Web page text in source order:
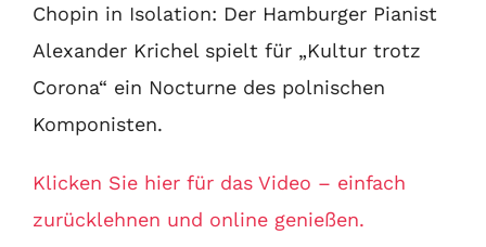
Chopin in Isolation: Der Hamburger Pianist
Alexander Krichel spielt für „Kultur trotz
Corona“ ein Nocturne des polnischen
Komponisten.
Klicken Sie hier für das Video – einfach
zurücklehnen und online genießen.